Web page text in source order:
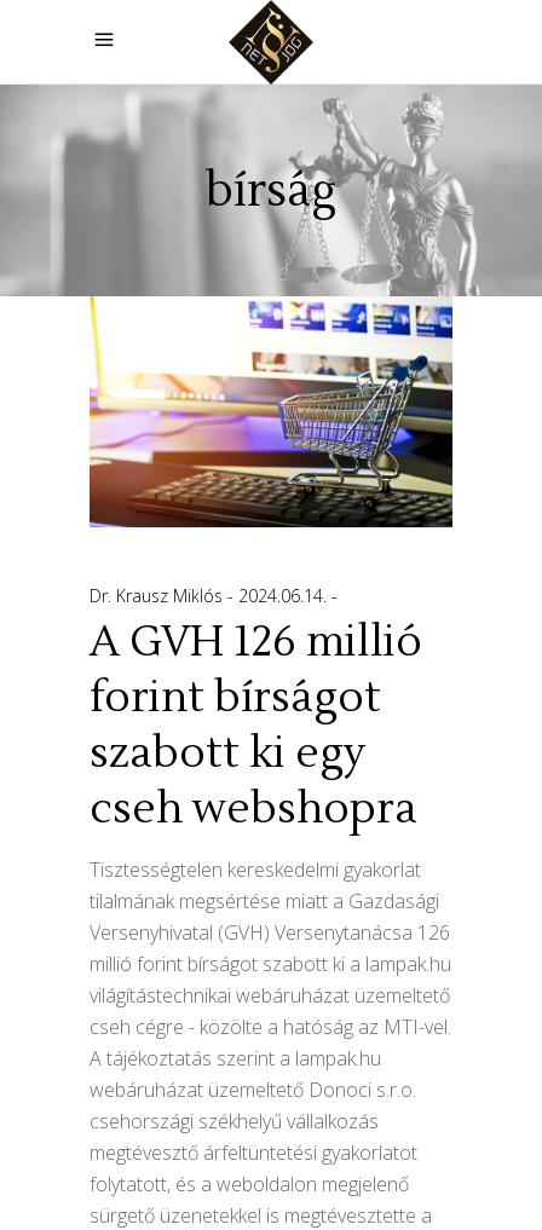
bírság
Dr. Krausz Miklós 2024.06.14.
A GVH 126 millió
forint bírságot
szabott ki egy
cseh webshopra
Tisztességtelen kereskedelmi gyakorlat
tilalmának megsértése miatt a Gazdasági
Versenyhivatal (GVH) Versenytanácsa 126
millió forint bírságot szabott ki a lampak.hu
világítástechnikai webáruházat üzemeltető
cseh cégre - közölte a hatóság az MTI-vel.
A tájékoztatás szerint a lampak.hu
webáruházat üzemeltető Donoci s.r.o.
csehországi székhelyű vállalkozás
megtévesztő árfeltüntetési gyakorlatot
folytatott, és a weboldalon megjelenő
sürgető üzenetekkel is megtévesztette a